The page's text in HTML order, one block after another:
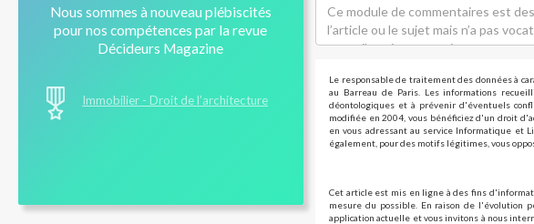
dédommagement ?
Nous sommes à nouveau plébiscités
pour nos compétences par la revue
Décideurs Magazine
Immobilier - Droit de l’architecture
Le responsable de traitement des données à
au Barreau de Paris. Les informations
déontologiques et à prévenir d'éventuels
modifiée en 2004, vous bénéficiez d'un droit
en vous adressant au service Informatique et
également, pour des motifs légitimes, vous
Cet article est mis en ligne à des fins
mesure du possible. En raison de l'évolution
application actuelle et vous invitons à nous